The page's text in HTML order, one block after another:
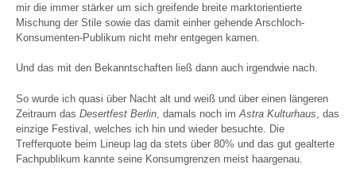
mir die immer stärker um sich greifende breite marktorientierte
Mischung der Stile sowie das damit einher gehende Arschloch-
Konsumenten-Publikum nicht mehr entgegen kamen.
Und das mit den Bekanntschaften ließ dann auch irgendwie nach.
So wurde ich quasi über Nacht alt und weiß und über einen längeren
Zeitraum das Desertfest Berlin , damals noch im Astra Kulturhaus , das
einzige Festival, welches ich hin und wieder besuchte. Die
Trefferquote beim Lineup lag da stets über 80% und das gut gealterte
Fachpublikum kannte seine Konsumgrenzen meist haargenau.